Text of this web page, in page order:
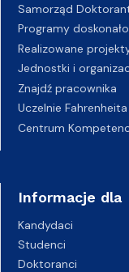
Samorząd
Programy
Realizowane
Jednostki i
Znajdź pracownika
Uczelnie Fahrenheita
Centrum
Informacje dla
Kandydaci
Studenci
Doktoranci